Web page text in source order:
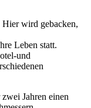
Hier wird gebacken,
Leben statt.
und
Jahren einen